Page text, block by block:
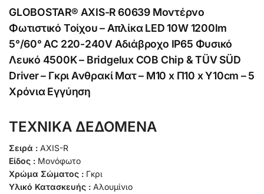
GLOBOSTAR® AXIS-R 60639 Μοντέρνο
Φωτιστικό Τοίχου – Απλίκα LED 10W 1200lm
5°/60° AC 220-240V Αδιάβροχο IP65 Φυσικό
Λευκό 4500K – Bridgelux COB Chip & TÜV SÜD
Driver – Γκρι Ανθρακί Ματ – Μ10 x Π10 x Υ10cm – 5
Χρόνια Εγγύηση
ΤΕΧΝΙΚΑ ΔΕΔΟΜΕΝΑ
Σειρά : AXIS-R
Είδος : Μονόφωτο
Χρώμα Σώματος : Γκρι
Υλικό Κατασκευής : Αλουμίνιο